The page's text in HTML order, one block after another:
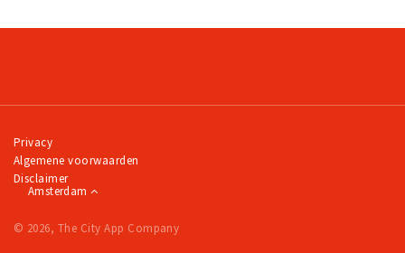
Privacy
Algemene voorwaarden
Disclaimer
Amsterdam
© 2026, The City App Company